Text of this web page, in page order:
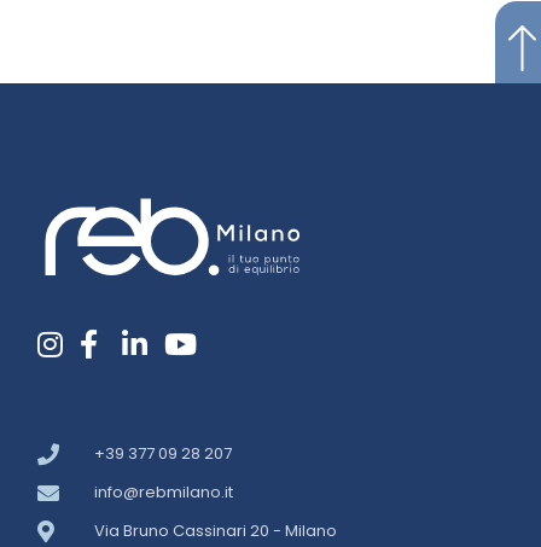
+39 377 09 28 207
info@rebmilano.it
Via Bruno Cassinari 20 - Milano